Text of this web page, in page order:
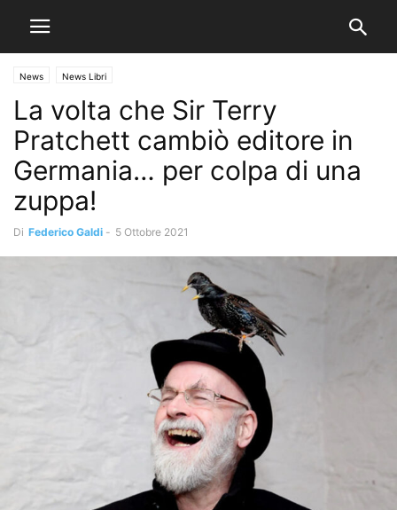
News News Libri
La volta che Sir Terry
Pratchett cambiò editore in
Germania… per colpa di una
zuppa!
Di Federico Galdi - 5 Ottobre 2021